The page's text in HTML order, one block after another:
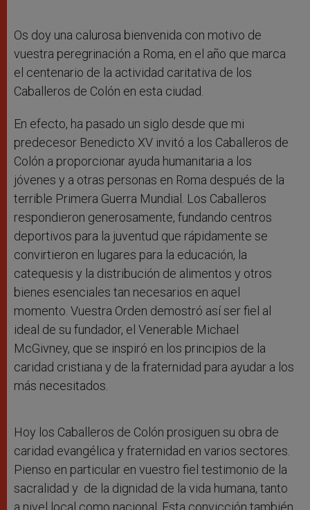
Os doy una calurosa bienvenida con motivo de
vuestra peregrinación a Roma, en el año que marca
el centenario de la actividad caritativa de los
Caballeros de Colón en esta ciudad.
En efecto, ha pasado un siglo desde que mi
predecesor Benedicto XV invitó a los Caballeros de
Colón a proporcionar ayuda humanitaria a los
jóvenes y a otras personas en Roma después de la
terrible Primera Guerra Mundial. Los Caballeros
respondieron generosamente, fundando centros
deportivos para la juventud que rápidamente se
convirtieron en lugares para la educación, la
catequesis y la distribución de alimentos y otros
bienes esenciales tan necesarios en aquel
momento. Vuestra Orden demostró así ser fiel al
ideal de su fundador, el Venerable Michael
McGivney, que se inspiró en los principios de la
caridad cristiana y de la fraternidad para ayudar a los
más necesitados.
Hoy los Caballeros de Colón prosiguen su obra de
caridad evangélica y fraternidad en varios sectores.
Pienso en particular en vuestro fiel testimonio de la
sacralidad y de la dignidad de la vida humana, tanto
a nivel local como nacional. Esta convicción también